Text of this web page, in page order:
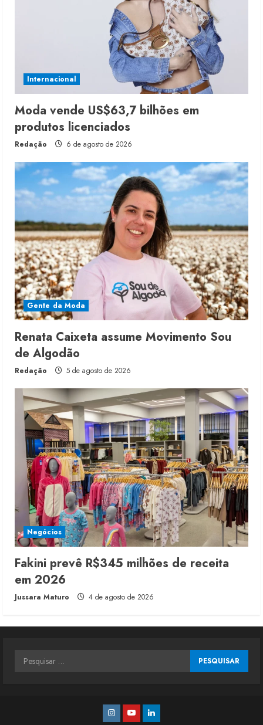
Internacional
Moda vende US$63,7 bilhões em
produtos licenciados
Redação 6 de agosto de 2026
Gente da Moda
Renata Caixeta assume Movimento Sou
de Algodão
Redação 5 de agosto de 2026
Negócios
Fakini prevê R$345 milhões de receita
em 2026
Jussara Maturo 4 de agosto de 2026
Pesquisar
Instagram
YoutubeLinkedin